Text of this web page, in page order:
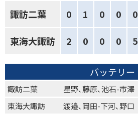
諏訪二葉 0 1 0 0 0
東海大諏訪 2 0 0 0 5
バッテリー
諏訪二葉
星野､藤原､池石-市澤
東海大諏訪
渡邉､岡田-下河､野口